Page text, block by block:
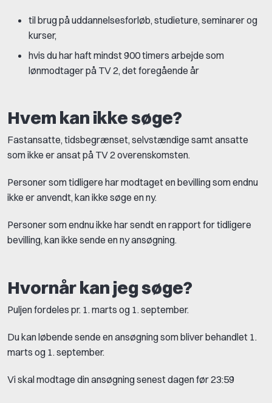
til brug på uddannelsesforløb, studieture, seminarer og
kurser,
hvis du har haft mindst 900 timers arbejde som
lønmodtager på TV 2, det foregående år
Hvem kan ikke søge?
Fastansatte, tidsbegrænset, selvstændige samt ansatte
som ikke er ansat på TV 2 overenskomsten.
Personer som tidligere har modtaget en bevilling som endnu
ikke er anvendt, kan ikke søge en ny.
Personer som endnu ikke har sendt en rapport for tidligere
bevilling, kan ikke sende en ny ansøgning.
Hvornår kan jeg søge?
Puljen fordeles pr. 1. marts og 1. september.
Du kan løbende sende en ansøgning som bliver behandlet 1.
marts og 1. september.
Vi skal modtage din ansøgning senest dagen før 23:59